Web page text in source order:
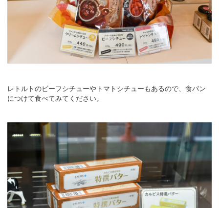
レトルトのビーフシチューやトマトシチューもあるので、食パン
につけて食べてみてください。